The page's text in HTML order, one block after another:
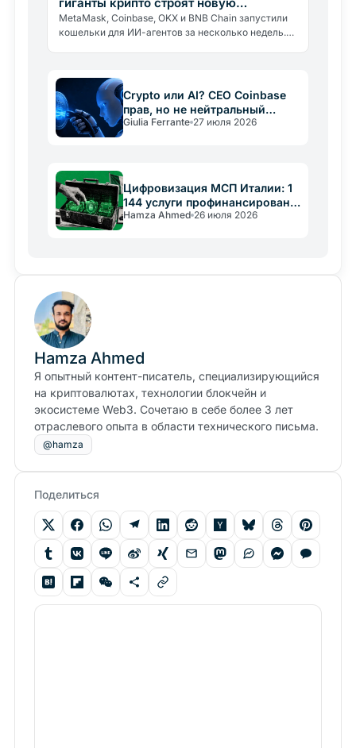
гиганты крипто строят новую
инфраструктуру
MetaMask, Coinbase, OKX и BNB Chain запустили
кошельки для ИИ-агентов за несколько недель.
Crypto или AI? CEO Coinbase
прав, но не нейтральный
арбитр
Giulia Ferrante 27 июля 2026
Цифровизация МСП Италии: 1
144 услуги профинансированы
PNRR
Hamza Ahmed 26 июля 2026
Hamza Ahmed
Я опытный контент-писатель, специализирующийся
на криптовалютах, технологии блокчейн и
экосистеме Web3. Сочетаю в себе более 3 лет
отраслевого опыта в области технического письма.
@hamza
Поделиться